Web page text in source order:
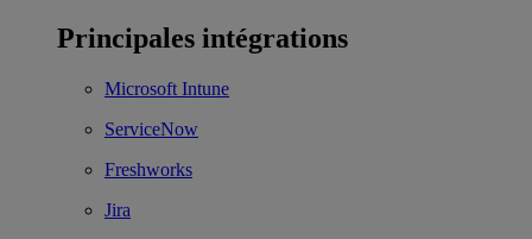
Principales intégrations
Microsoft Intune
ServiceNow
Freshworks
Jira